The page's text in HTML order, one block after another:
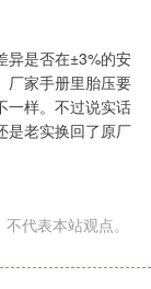
异是否在±3%的安
厂家手册里胎压要
一样。不过说实话
是老实换回了原厂
代表本站观点。